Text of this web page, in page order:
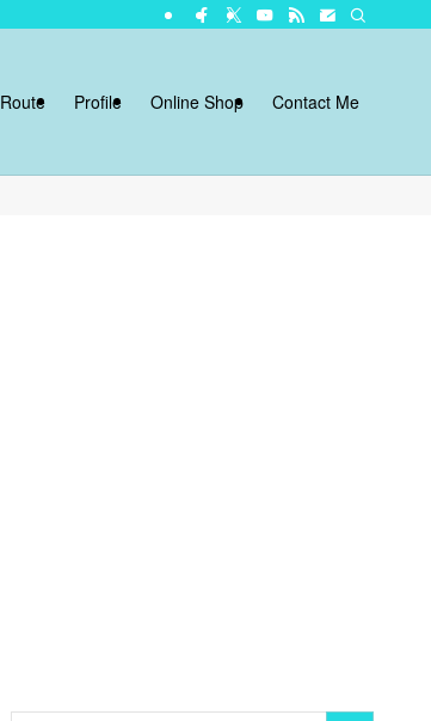
Route Profile Online Shop Contact Me